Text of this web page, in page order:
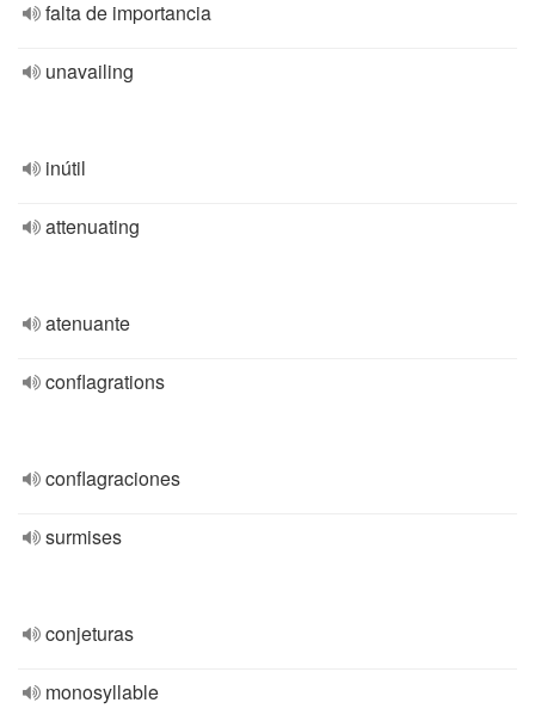
falta de importancia
unavailing
inútil
attenuating
atenuante
conflagrations
conflagraciones
surmises
conjeturas
monosyllable